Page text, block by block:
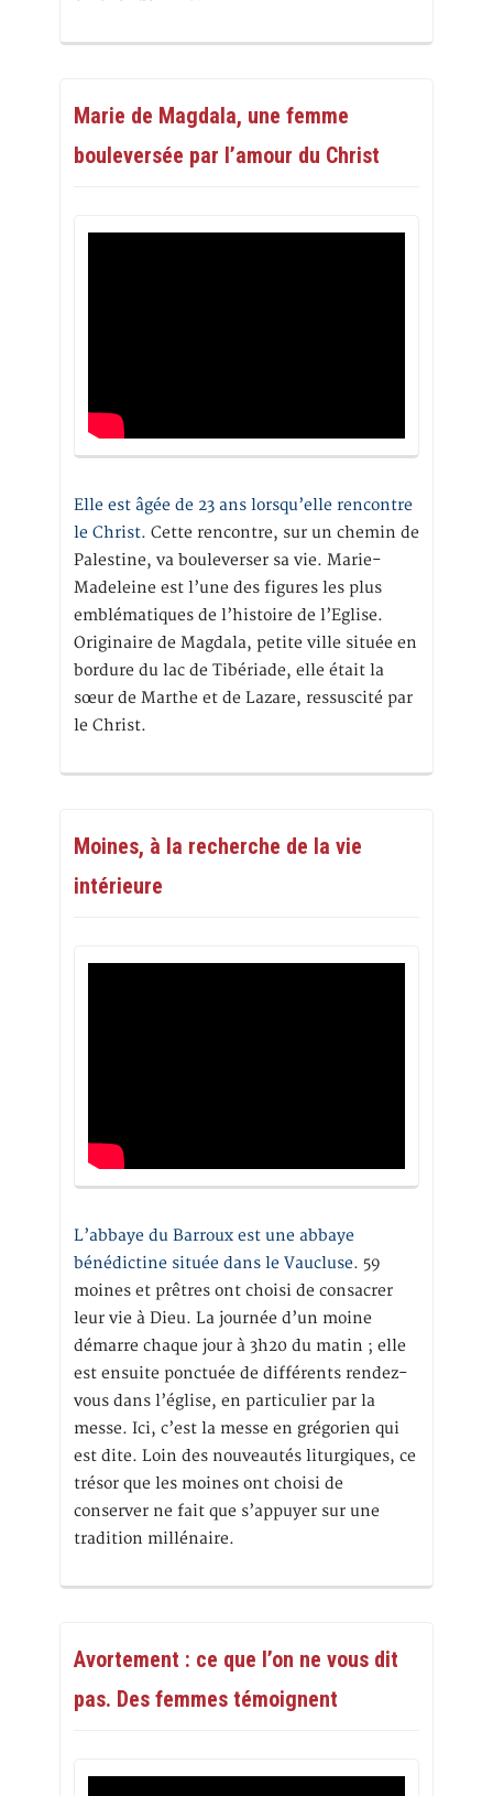
Marie de Magdala, une femme
bouleversée par l’amour du Christ
Elle est âgée de 23 ans lorsqu’elle rencontre
le Christ. Cette rencontre, sur un chemin de
Palestine, va bouleverser sa vie. Marie-
Madeleine est l’une des figures les plus
emblématiques de l’histoire de l’Eglise.
Originaire de Magdala, petite ville située en
bordure du lac de Tibériade, elle était la
sœur de Marthe et de Lazare, ressuscité par
le Christ.
Moines, à la recherche de la vie
intérieure
L’abbaye du Barroux est une abbaye
bénédictine située dans le Vaucluse. 59
moines et prêtres ont choisi de consacrer
leur vie à Dieu. La journée d’un moine
démarre chaque jour à 3h20 du matin ; elle
est ensuite ponctuée de différents rendez-
vous dans l’église, en particulier par la
messe. Ici, c’est la messe en grégorien qui
est dite. Loin des nouveautés liturgiques, ce
trésor que les moines ont choisi de
conserver ne fait que s’appuyer sur une
tradition millénaire.
Avortement : ce que l’on ne vous dit
pas. Des femmes témoignent